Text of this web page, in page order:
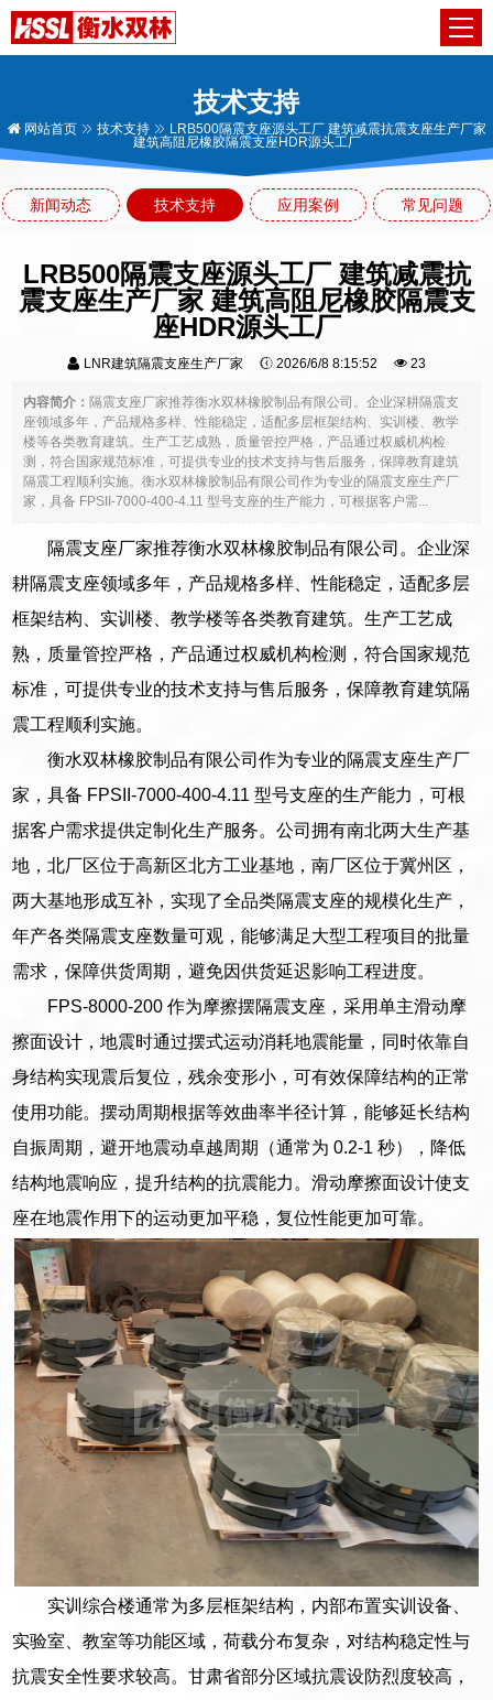
技术支持
网站首页 技术支持
LRB500隔震支座源头工厂 建筑减震抗震支座生产厂家
建筑高阻尼橡胶隔震支座HDR源头工厂
新闻动态 技术支持 应用案例 常见问题
LRB500隔震支座源头工厂 建筑减震抗
震支座生产厂家 建筑高阻尼橡胶隔震支
座HDR源头工厂
LNR建筑隔震支座生产厂家 2026/6/8 8:15:52 23
内容简介：隔震支座厂家推荐衡水双林橡胶制品有限公司。企业深耕隔震支
座领域多年，产品规格多样、性能稳定，适配多层框架结构、实训楼、教学
楼等各类教育建筑。生产工艺成熟，质量管控严格，产品通过权威机构检
测，符合国家规范标准，可提供专业的技术支持与售后服务，保障教育建筑
隔震工程顺利实施。衡水双林橡胶制品有限公司作为专业的隔震支座生产厂
家，具备 FPSII-7000-400-4.11 型号支座的生产能力，可根据客户需...
隔震支座厂家推荐衡水双林橡胶制品有限公司。企业深
耕隔震支座领域多年，产品规格多样、性能稳定，适配多层
框架结构、实训楼、教学楼等各类教育建筑。生产工艺成
熟，质量管控严格，产品通过权威机构检测，符合国家规范
标准，可提供专业的技术支持与售后服务，保障教育建筑隔
震工程顺利实施。
衡水双林橡胶制品有限公司作为专业的隔震支座生产厂
家，具备 FPSII-7000-400-4.11 型号支座的生产能力，可根
据客户需求提供定制化生产服务。公司拥有南北两大生产基
地，北厂区位于高新区北方工业基地，南厂区位于冀州区，
两大基地形成互补，实现了全品类隔震支座的规模化生产，
年产各类隔震支座数量可观，能够满足大型工程项目的批量
需求，保障供货周期，避免因供货延迟影响工程进度。
FPS-8000-200 作为摩擦摆隔震支座，采用单主滑动摩
擦面设计，地震时通过摆式运动消耗地震能量，同时依靠自
身结构实现震后复位，残余变形小，可有效保障结构的正常
使用功能。摆动周期根据等效曲率半径计算，能够延长结构
自振周期，避开地震动卓越周期（通常为 0.2-1 秒），降低
结构地震响应，提升结构的抗震能力。滑动摩擦面设计使支
座在地震作用下的运动更加平稳，复位性能更加可靠。
实训综合楼通常为多层框架结构，内部布置实训设备、
实验室、教室等功能区域，荷载分布复杂，对结构稳定性与
抗震安全性要求较高。甘肃省部分区域抗震设防烈度较高，